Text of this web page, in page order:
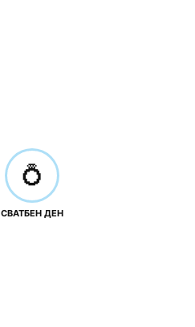
💍
СВАТБЕН ДЕН